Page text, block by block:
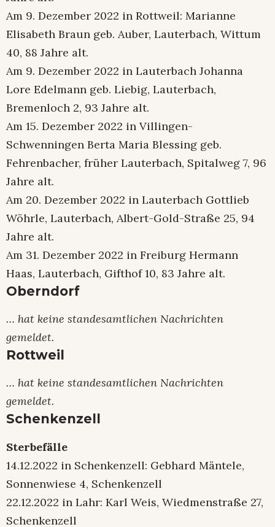
Am 9. Dezember 2022 in Rottweil: Marianne
Elisabeth Braun geb. Auber, Lauterbach, Wittum
40, 88 Jahre alt.
Am 9. Dezember 2022 in Lauterbach Johanna
Lore Edelmann geb. Liebig, Lauterbach,
Bremenloch 2, 93 Jahre alt.
Am 15. Dezember 2022 in Villingen-
Schwenningen Berta Maria Blessing geb.
Fehrenbacher, früher Lauterbach, Spitalweg 7, 96
Jahre alt.
Am 20. Dezember 2022 in Lauterbach Gottlieb
Wöhrle, Lauterbach, Albert-Gold-Straße 25, 94
Jahre alt.
Am 31. Dezember 2022 in Freiburg Hermann
Haas, Lauterbach, Gifthof 10, 83 Jahre alt.
Oberndorf
… hat keine standesamtlichen Nachrichten
gemeldet.
Rottweil
… hat keine standesamtlichen Nachrichten
gemeldet.
Schenkenzell
Sterbefälle
14.12.2022 in Schenkenzell: Gebhard Mäntele,
Sonnenwiese 4, Schenkenzell
22.12.2022 in Lahr: Karl Weis, Wiedmenstraße 27,
Schenkenzell